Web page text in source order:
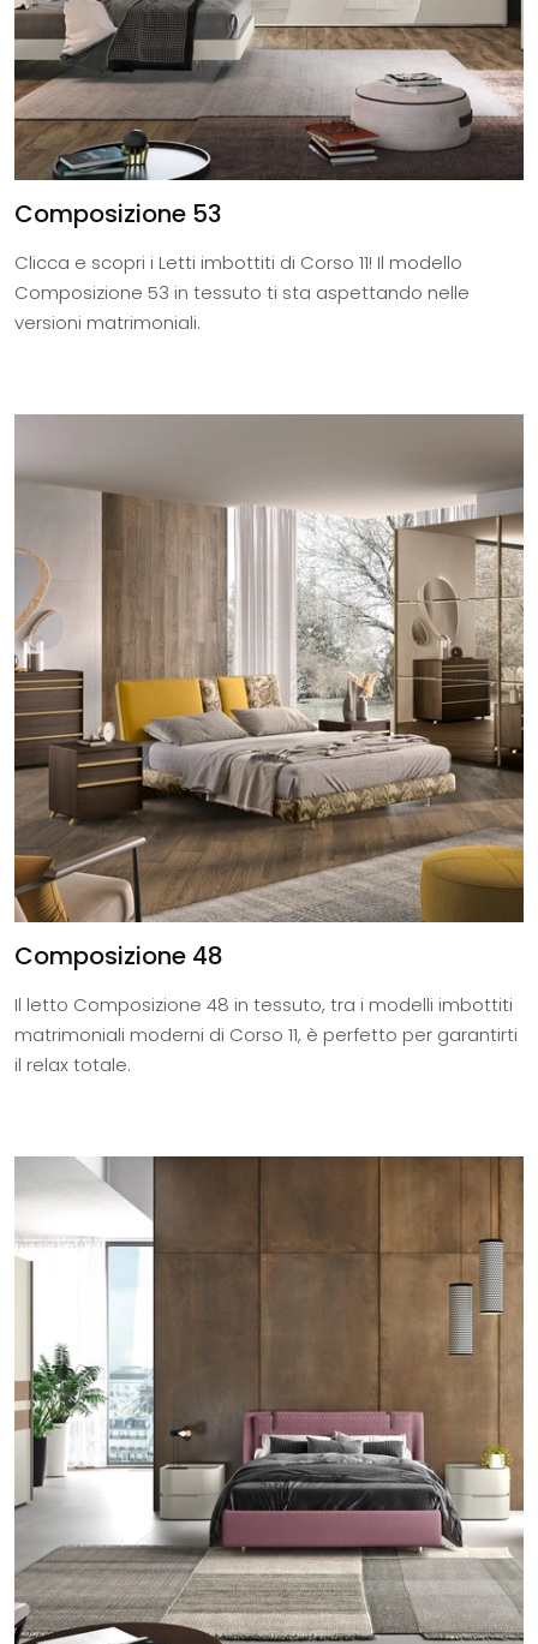
Composizione 53
Clicca e scopri i Letti imbottiti di Corso 11! Il modello
Composizione 53 in tessuto ti sta aspettando nelle
versioni matrimoniali.
Composizione 48
Il letto Composizione 48 in tessuto, tra i modelli imbottiti
matrimoniali moderni di Corso 11, è perfetto per garantirti
il relax totale.